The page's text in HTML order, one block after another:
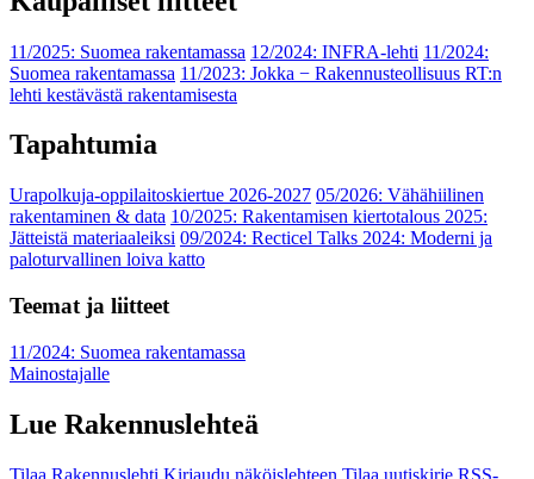
11/2025: Suomea rakentamassa 12/2024: INFRA-lehti 11/2024:
Suomea rakentamassa 11/2023: Jokka − Rakennusteollisuus RT:n
lehti kestävästä rakentamisesta
Tapahtumia
Urapolkuja-oppilaitoskiertue 2026-2027 05/2026: Vähähiilinen
rakentaminen & data 10/2025: Rakentamisen kiertotalous 2025:
Jätteistä materiaaleiksi 09/2024: Recticel Talks 2024: Moderni ja
paloturvallinen loiva katto
Teemat ja liitteet
11/2024: Suomea rakentamassa
Mainostajalle
Lue Rakennuslehteä
Tilaa Rakennuslehti Kirjaudu näköislehteen Tilaa uutiskirje RSS-